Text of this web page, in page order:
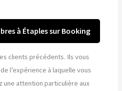
à Étaples sur Booking
clients précédents. Ils vous
l’expérience à laquelle vous
attention particulière aux